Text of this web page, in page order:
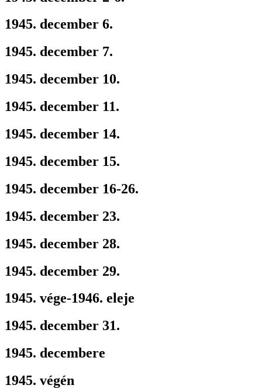
1945. december 6.
1945. december 7.
1945. december 10.
1945. december 11.
1945. december 14.
1945. december 15.
1945. december 16-26.
1945. december 23.
1945. december 28.
1945. december 29.
1945. vége-1946. eleje
1945. december 31.
1945. decembere
1945. végén